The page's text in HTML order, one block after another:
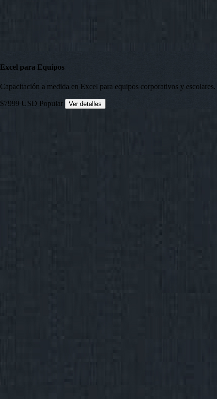
Excel para Equipos
Capacitación a medida en Excel para equipos corporativos y escolares.
$7999 USD Popular Ver detalles